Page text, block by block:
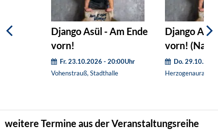
Django Asül - Am Ende
vorn!
Fr. 23.10.2026 - 20:00Uhr
Vohenstrauß, Stadthalle
Django
vorn!
Do.
Herzogenaurach,
weitere Termine aus der Veranstaltungsreihe